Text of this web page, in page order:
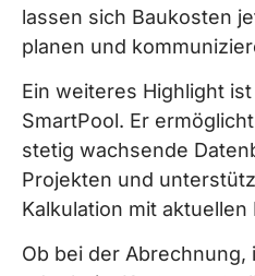
lassen sich Baukosten
planen und
Ein weiteres Highlight
SmartPool. Er
stetig wachsende
Projekten und
Kalkulation mit
Ob bei der